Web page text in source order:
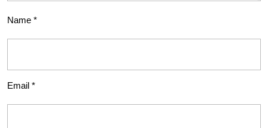
Name *
Email *